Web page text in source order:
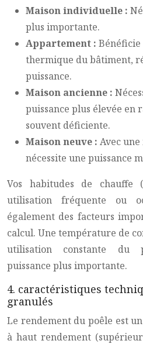
Maison individuelle :
plus importante.
Appartement : Bénéficie
thermique du bâtiment,
puissance.
Maison ancienne :
puissance plus élevée en
souvent déficiente.
Maison neuve : Avec
nécessite une puissance
Vos habitudes de chauffe
utilisation fréquente ou
également des facteurs
calcul. Une température de
utilisation constante du
puissance plus importante.
4. caractéristiques
granulés
Le rendement du poêle est
à haut rendement